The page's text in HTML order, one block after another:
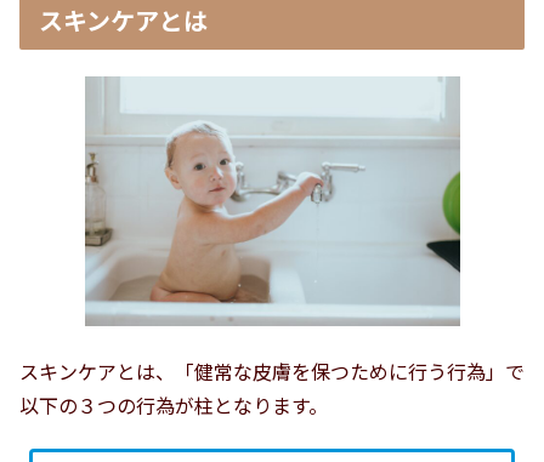
スキンケアとは
スキンケアとは、「健常な皮膚を保つために行う行為」で
以下の３つの行為が柱となります。